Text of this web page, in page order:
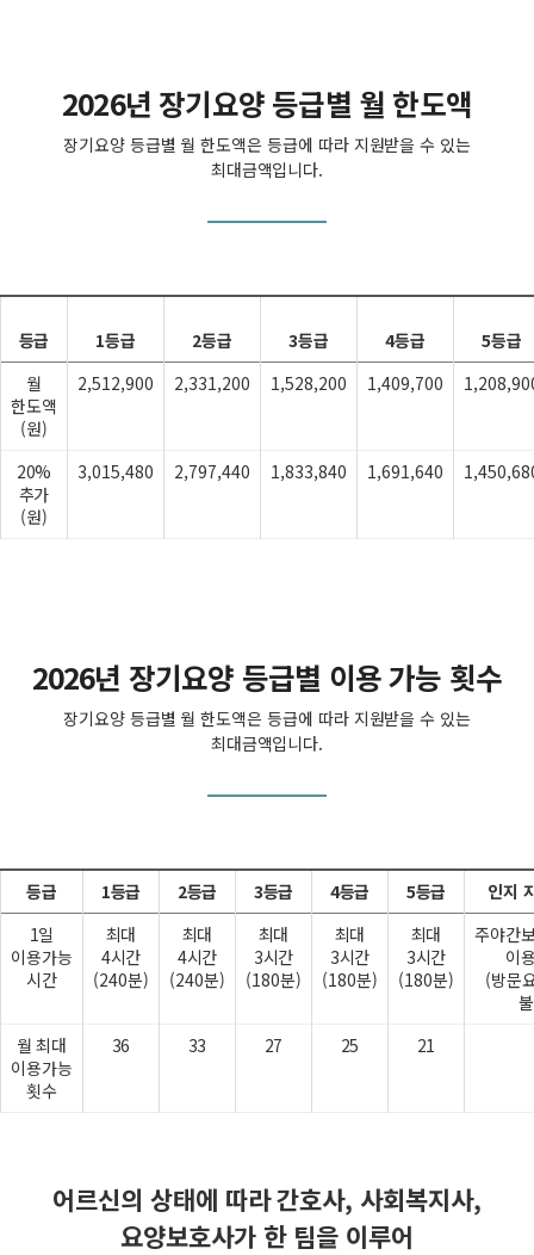
2026년 장기요양 등급별 월 한도액
장기요양 등급별 월 한도액은 등급에 따라 지원받을 수 있는
최대금액입니다.
등급 1등급 2등급 3등급 4등급
5등급
월
한도액
(원)
2,512,900 2,331,200 1,528,200 1,409,700
20%
추가
(원)
3,015,480 2,797,440 1,833,840 1,691,640
2026년 장기요양 등급별 이용 가능 횟수
장기요양 등급별 월 한도액은 등급에 따라 지원받을 수 있는
최대금액입니다.
등급 1등급 2등급 3등급 4등급 5등급
인지
1일
이용가능
시간
최대
4시간
(240분)
최대
4시간
(240분)
최대
3시간
(180분)
최대
3시간
(180분)
최대
3시간
(180분)
주야간
이
(방문
월 최대
이용가능
횟수
36 33 27 25 21
어르신의 상태에 따라 간호사, 사회복지사,
요양보호사가 한 팀을 이루어